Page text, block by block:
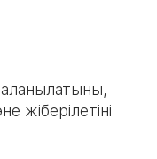
жіберілетіні